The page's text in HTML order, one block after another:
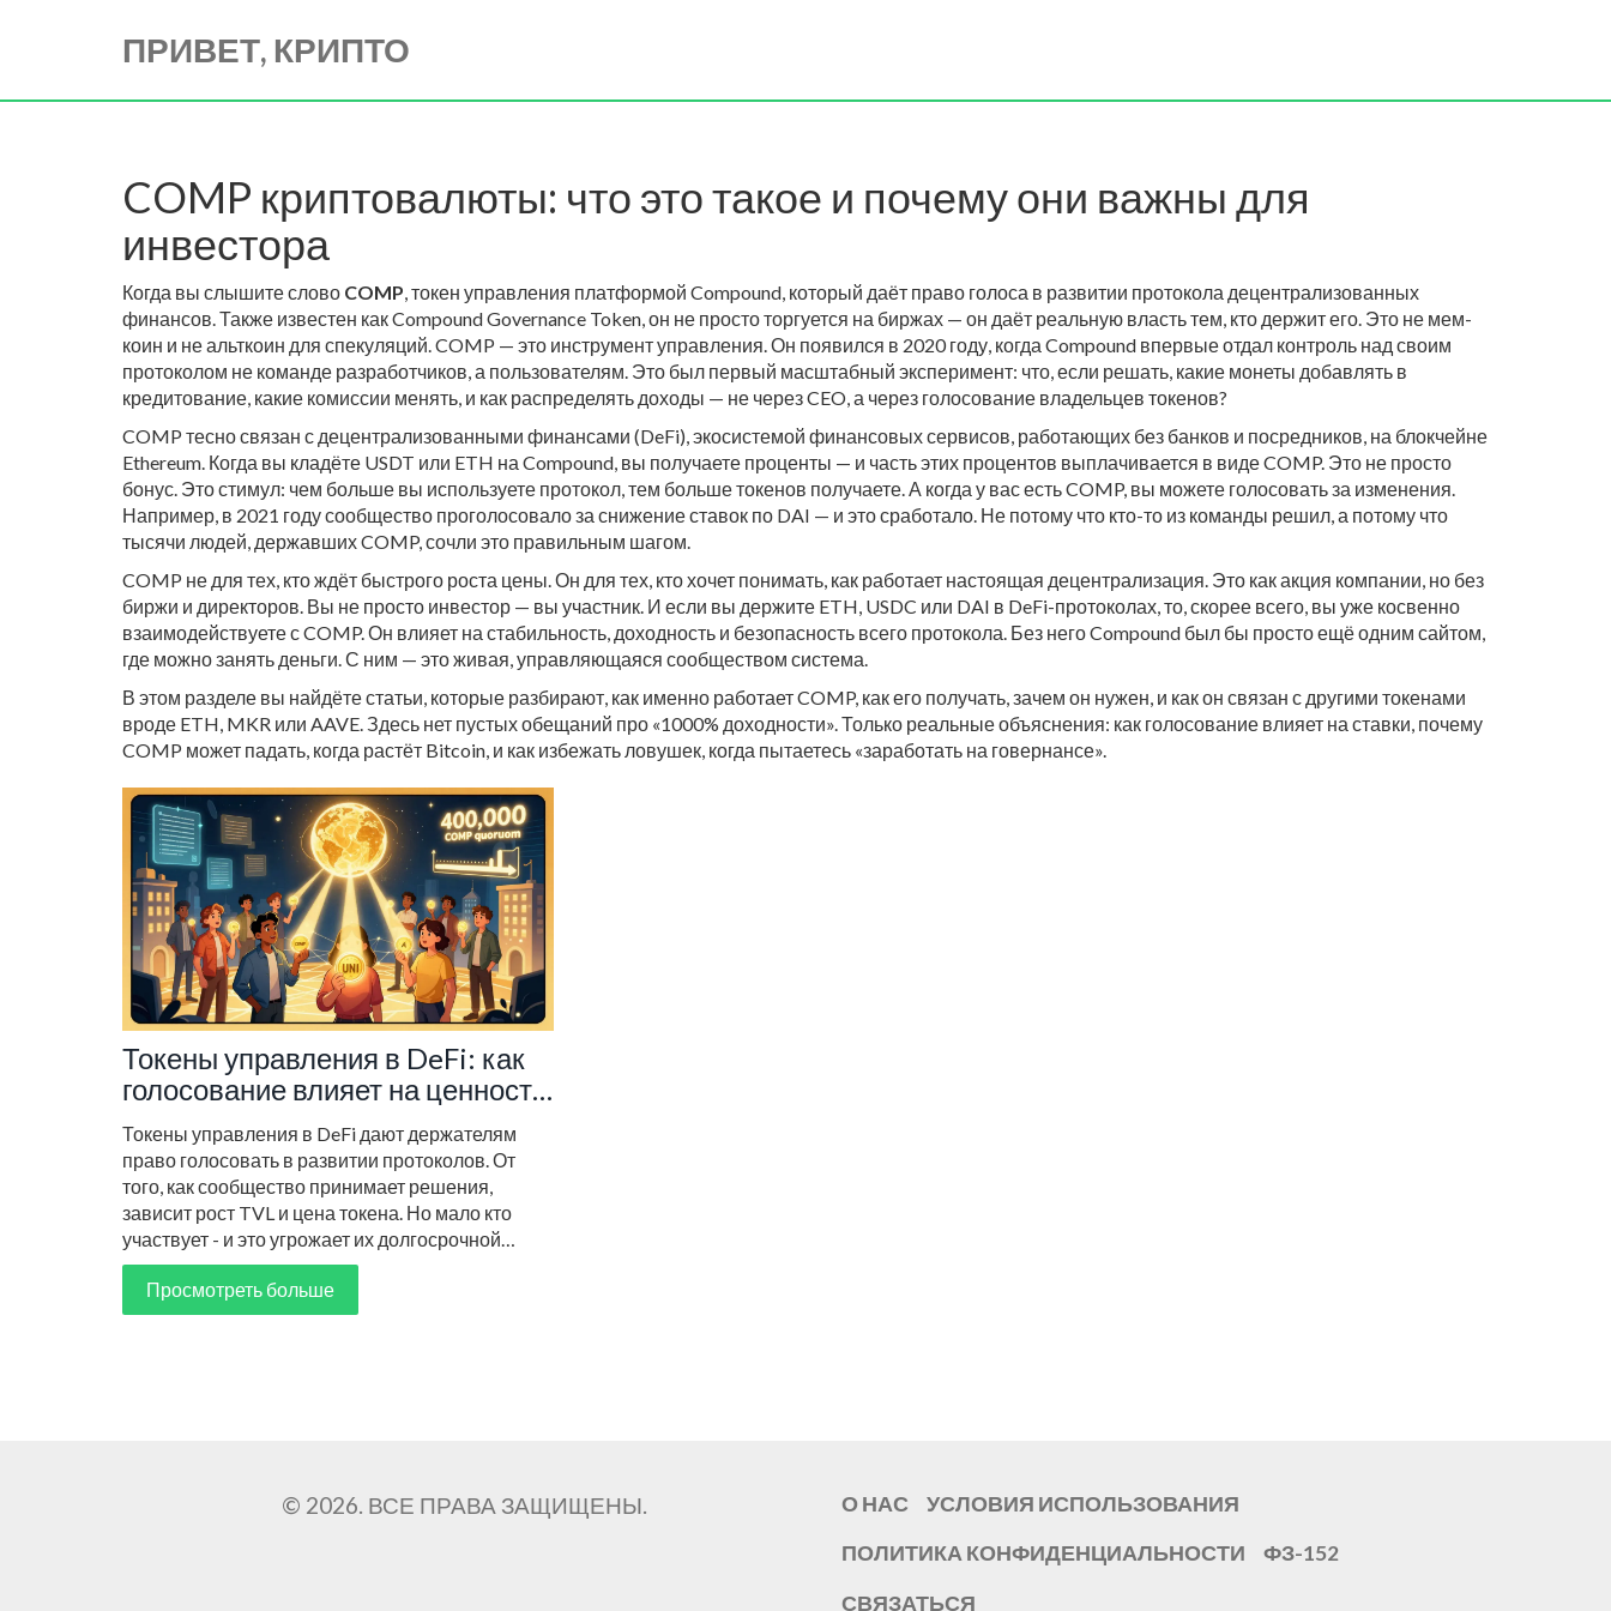
ПРИВЕТ, КРИПТО
COMP криптовалюты: что это такое и почему они важны для
инвестора
Когда вы слышите слово COMP,токен управления платформой Compound, который даёт право голоса в развитии протокола децентрализованных
финансов. Также известен какCompound Governance Token, он не просто торгуется на биржах — он даёт реальную власть тем, кто держит его. Это не мем-
коин и не альткоин для спекуляций. COMP — это инструмент управления. Он появился в 2020 году, когда Compound впервые отдал контроль над своим
протоколом не команде разработчиков, а пользователям. Это был первый масштабный эксперимент: что, если решать, какие монеты добавлять в
кредитование, какие комиссии менять, и как распределять доходы — не через CEO, а через голосование владельцев токенов?
COMP тесно связан с децентрализованными финансами (DeFi),экосистемой финансовых сервисов, работающих без банков и посредников, на блокчейне
Ethereum. Когда вы кладёте USDT или ETH на Compound, вы получаете проценты — и часть этих процентов выплачивается в виде COMP. Это не просто
бонус. Это стимул: чем больше вы используете протокол, тем больше токенов получаете. А когда у вас есть COMP, вы можете голосовать за изменения.
Например, в 2021 году сообщество проголосовало за снижение ставок по DAI — и это сработало. Не потому что кто-то из команды решил, а потому что
тысячи людей, державших COMP, сочли это правильным шагом.
COMP не для тех, кто ждёт быстрого роста цены. Он для тех, кто хочет понимать, как работает настоящая децентрализация. Это как акция компании, но без
биржи и директоров. Вы не просто инвестор — вы участник. И если вы держите ETH, USDC или DAI в DeFi-протоколах, то, скорее всего, вы уже косвенно
взаимодействуете с COMP. Он влияет на стабильность, доходность и безопасность всего протокола. Без него Compound был бы просто ещё одним сайтом,
где можно занять деньги. С ним — это живая, управляющаяся сообществом система.
В этом разделе вы найдёте статьи, которые разбирают, как именно работает COMP, как его получать, зачем он нужен, и как он связан с другими токенами
вроде ETH, MKR или AAVE. Здесь нет пустых обещаний про «1000% доходности». Только реальные объяснения: как голосование влияет на ставки, почему
COMP может падать, когда растёт Bitcoin, и как избежать ловушек, когда пытаетесь «заработать на говернансе».
Токены управления в DeFi: как
голосование влияет на ценность
токенов
Токены управления в DeFi дают держателям
право голосовать в развитии протоколов. От
того, как сообщество принимает решения,
зависит рост TVL и цена токена. Но мало кто
участвует - и это угрожает их долгосрочной
ценности.
Просмотреть больше
© 2026. ВСЕ ПРАВА ЗАЩИЩЕНЫ. О НАС
УСЛОВИЯ ИСПОЛЬЗОВАНИЯ
ПОЛИТИКА КОНФИДЕНЦИАЛЬНОСТИ
ФЗ-152
СВЯЗАТЬСЯ